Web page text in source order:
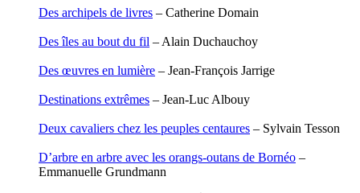
Crane Richard
Dash Naraa
Dectot de Christen Antoine
Degoul Franck
Deledicque Sébastien
Delloye Mélanie
Descave Nicolas
Terre d�€�Ellesmere
Wakhan
Des archipels de livres – Catherine Domain
Des îles au bout du fil – Alain Duchauchoy
Des œuvres en lumière – Jean-François Jarrige
Destinations extrêmes – Jean-Luc Albouy
Deux cavaliers chez les peuples centaures – Sylvain Tesson
D’arbre en arbre avec les orangs-outans de Bornéo –
Emmanuelle Grundmann